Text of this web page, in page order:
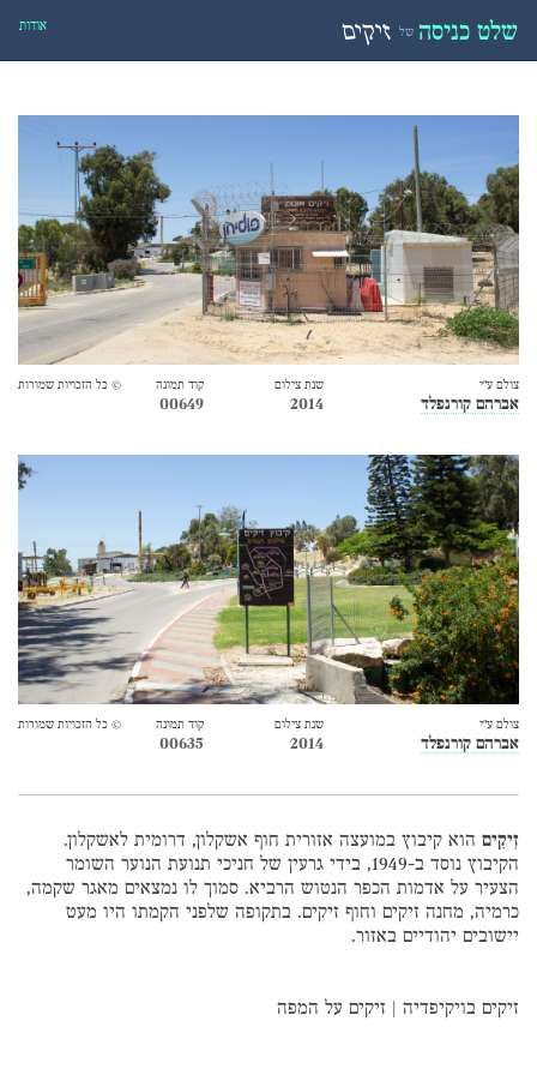
שלט כניסה של זיקים אודות
צולם ע״י
אברהם קורנפלד
שנת צילום
2014
קוד תמונה
00649
© כל הזכויות שמורות
צולם ע״י
אברהם קורנפלד
שנת צילום
2014
קוד תמונה
00635
© כל הזכויות שמורות
זִיקִים הוא קיבוץ במועצה אזורית חוף אשקלון, דרומית לאשקלון.
הקיבוץ נוסד ב-1949, בידי גרעין של חניכי תנועת הנוער השומר
הצעיר על אדמות הכפר הנטוש הרביא. סמוך לו נמצאים מאגר שקמה,
כרמיה, מחנה זיקים וחוף זיקים. בתקופה שלפני הקמתו היו מעט
יישובים יהודיים באזור.
זיקים בויקיפדיה זיקים על המפה